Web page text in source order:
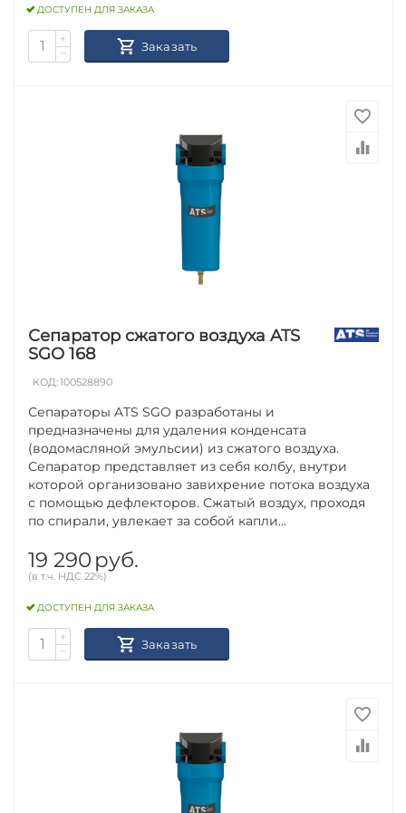
ДОСТУПЕН ДЛЯ ЗАКАЗА
+
−
Заказать
Сепаратор сжатого воздуха ATS
SGO 168
КОД:100528890
Сепараторы ATS SGO разработаны и
предназначены для удаления конденсата
(водомасляной эмульсии) из сжатого воздуха.
Сепаратор представляет из себя колбу, внутри
которой организовано завихрение потока воздуха
с помощью дефлекторов. Сжатый воздух, проходя
по спирали, увлекает за собой капли...
19 290 руб.
(в т.ч. НДС 22%)
ДОСТУПЕН ДЛЯ ЗАКАЗА
+
−
Заказать